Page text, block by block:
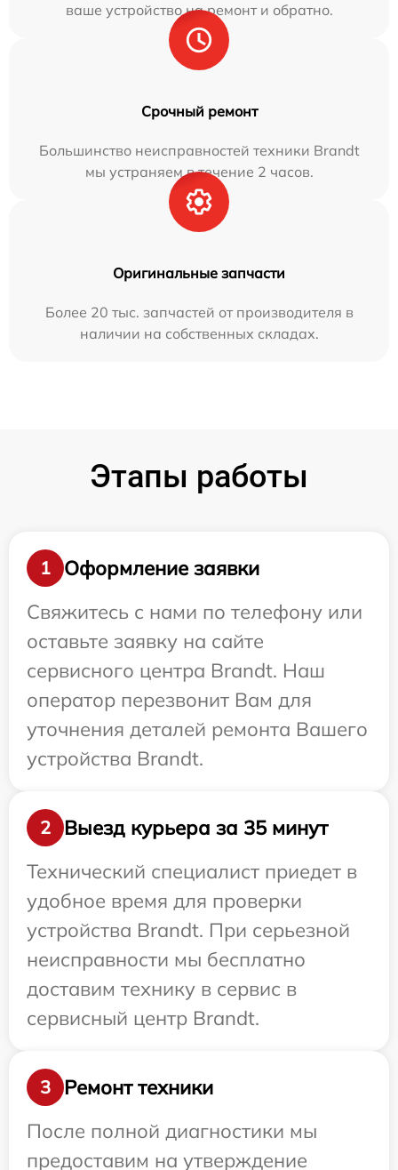
ваше устройство на ремонт и обратно.
Срочный ремонт
Большинство неисправностей техники Brandt
мы устраняем в течение 2 часов.
Оригинальные запчасти
Более 20 тыс. запчастей от производителя в
наличии на собственных складах.
Этапы работы
1
Оформление заявки
Свяжитесь с нами по телефону или
оставьте заявку на сайте
сервисного центра Brandt. Наш
оператор перезвонит Вам для
уточнения деталей ремонта Вашего
устройства Brandt.
2
Выезд курьера за 35 минут
Технический специалист приедет в
удобное время для проверки
устройства Brandt. При серьезной
неисправности мы бесплатно
доставим технику в сервис в
сервисный центр Brandt.
3
Ремонт техники
После полной диагностики мы
предоставим на утверждение